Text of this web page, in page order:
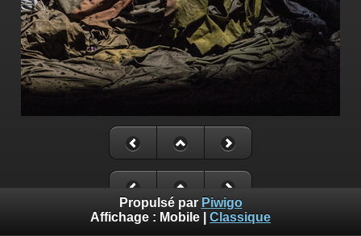
Propulsé par Piwigo
Affichage : Mobile Classique